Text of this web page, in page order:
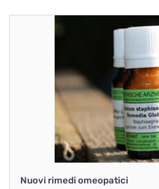
Nuovi rimedi omeopatici